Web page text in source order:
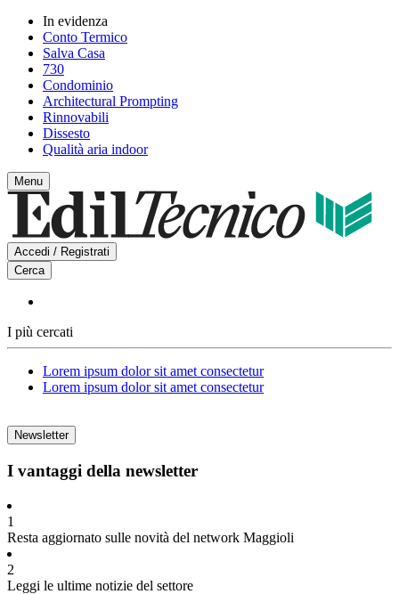
In evidenza
Conto Termico
Salva Casa
730
Condominio
Architectural Prompting
Rinnovabili
Dissesto
Qualità aria indoor
Menu
Accedi / Registrati
Cerca
I più cercati
Lorem ipsum dolor sit amet consectetur
Lorem ipsum dolor sit amet consectetur
Newsletter
I vantaggi della newsletter
1
Resta aggiornato sulle novità del network Maggioli
2
Leggi le ultime notizie del settore